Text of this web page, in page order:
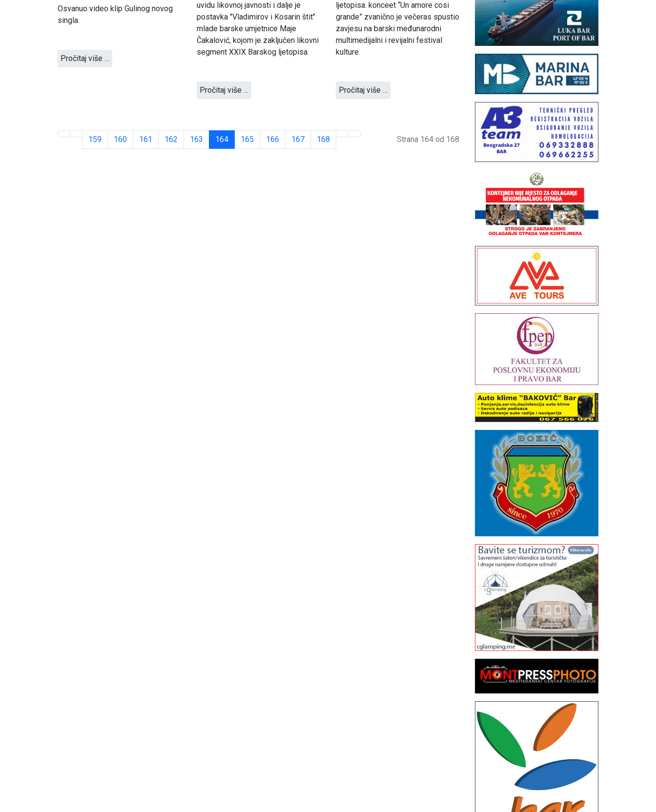
Osvanuo video klip Gulinog novog
singla.
Pročitaj više …
uvidu likovnoj javnosti i dalje je
postavka "Vladimirov i Kosarin štit"
mlade barske umjetnice Maje
Čakalović, kojom je zaključen likovni
segment XXIX Barskog ljetopisa.
Pročitaj više …
ljetopisa: konceet “Un amore cosi
grande” zvanično je večeras spustio
zavjesu na barski međunarodni
multimedijalni i revijalni festival
kulture.
Pročitaj više …
159 160 161 162 163 164 165 166 167 168 Strana 164 od 168